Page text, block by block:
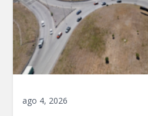
ago 4, 2026